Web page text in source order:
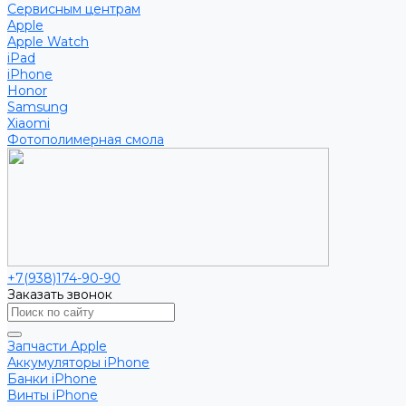
Сервисным центрам
Apple
Apple Watch
iPad
iPhone
Honor
Samsung
Xiaomi
Фотополимерная смола
+7(938)174-90-90
Заказать звонок
Запчасти Apple
Аккумуляторы iPhone
Банки iPhone
Винты iPhone